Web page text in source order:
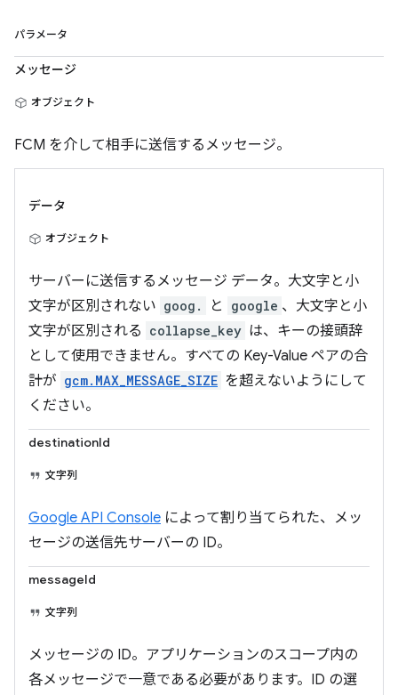
パラメータ
メッセージ
オブジェクト
FCM を介して相手に送信するメッセージ。
データ
オブジェクト
サーバーに送信するメッセージ データ。大文字と小
文字が区別されない goog. と google 、大文字と小
文字が区別される collapse_key は、キーの接頭辞
として使用できません。すべての Key-Value ペアの合
計が gcm.MAX_MESSAGE_SIZE を超えないようにして
ください。
destinationId
文字列
Google API Console によって割り当てられた、メッ
セージの送信先サーバーの ID。
messageId
文字列
メッセージの ID。アプリケーションのスコープ内の
各メッセージで一意である必要があります。ID の選